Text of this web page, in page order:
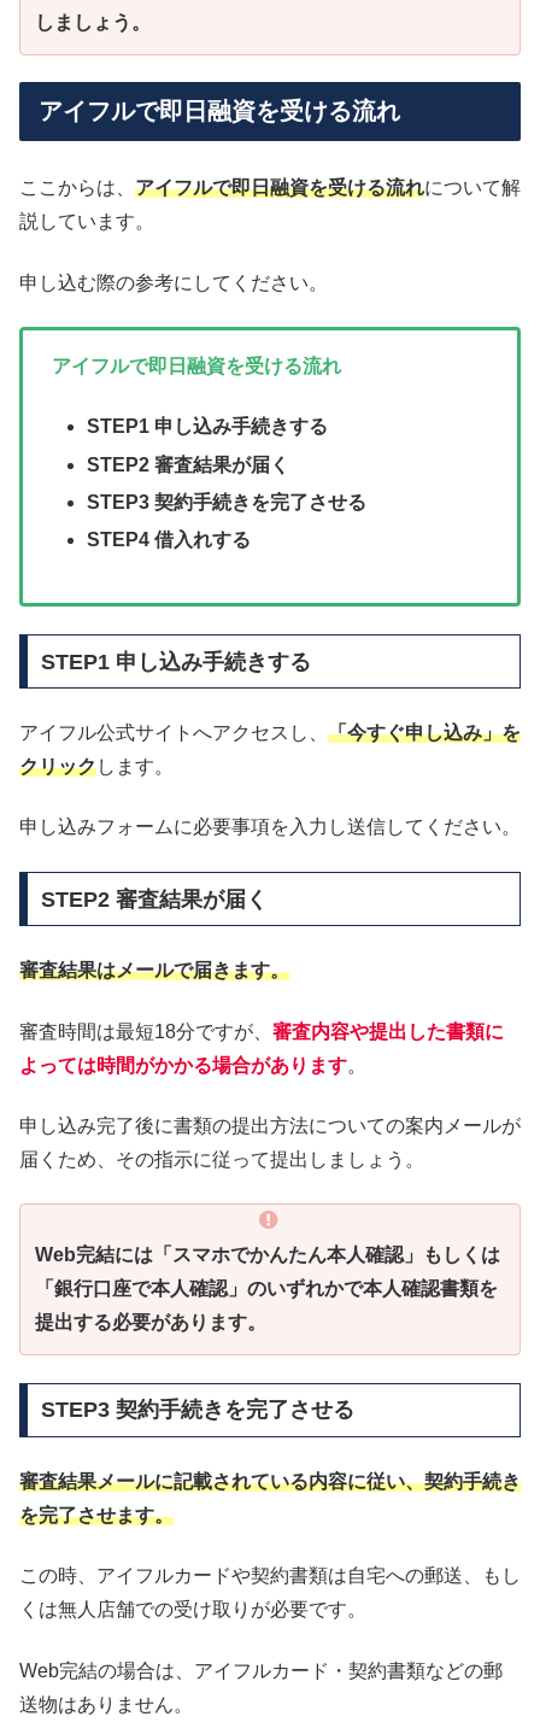
しましょう。
アイフルで即日融資を受ける流れ
ここからは、 アイフルで即日融資を受ける流れについて解
説しています。
申し込む際の参考にしてください。
アイフルで即日融資を受ける流れ
STEP1 申し込み手続きする
STEP2 審査結果が届く
STEP3 契約手続きを完了させる
STEP4 借入れする
STEP1 申し込み手続きする
アイフル公式サイトへアクセスし、 「今すぐ申し込み」を
クリックします。
申し込みフォームに必要事項を入力し送信してください。
STEP2 審査結果が届く
審査結果はメールで届きます。
審査時間は最短18分ですが、 審査内容や提出した書類に
よっては時間がかかる場合があります。
申し込み完了後に書類の提出方法についての案内メールが
届くため、その指示に従って提出しましょう。
Web完結には「スマホでかんたん本人確認」もしくは
「銀行口座で本人確認」のいずれかで本人確認書類を
提出する必要があります。
STEP3 契約手続きを完了させる
審査結果メールに記載されている内容に従い、契約手続き
を完了させます。
この時、アイフルカードや契約書類は自宅への郵送、もし
くは無人店舗での受け取りが必要です。
Web完結の場合は、アイフルカード・契約書類などの郵
送物はありません。